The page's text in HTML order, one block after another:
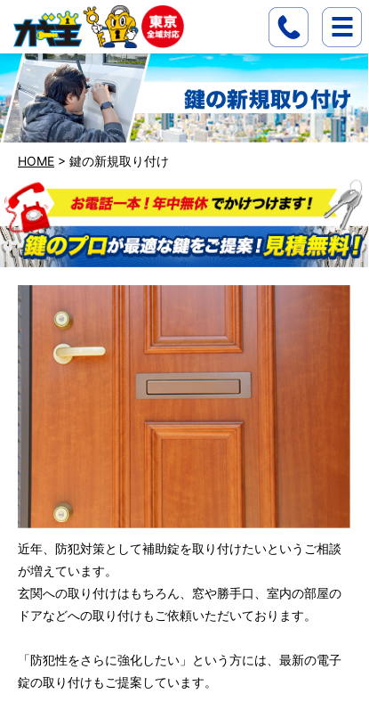
HOME > 鍵の新規取り付け
近年、防犯対策として補助錠を取り付けたいというご相談
が増えています。
玄関への取り付けはもちろん、窓や勝手口、室内の部屋の
ドアなどへの取り付けもご依頼いただいております。
「防犯性をさらに強化したい」という方には、最新の電子
錠の取り付けもご提案しています。